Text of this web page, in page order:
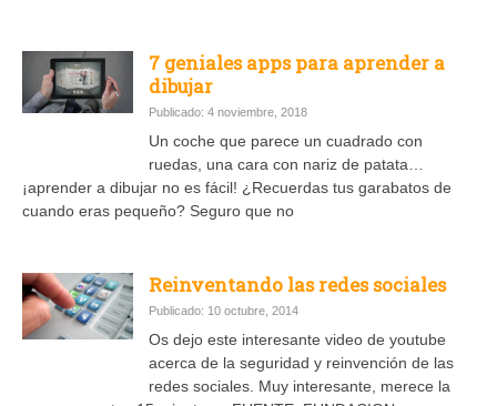
7 geniales apps para aprender a
dibujar
Publicado: 4 noviembre, 2018
Un coche que parece un cuadrado con
ruedas, una cara con nariz de patata…
¡aprender a dibujar no es fácil! ¿Recuerdas tus garabatos de
cuando eras pequeño? Seguro que no
Reinventando las redes sociales
Publicado: 10 octubre, 2014
Os dejo este interesante video de youtube
acerca de la seguridad y reinvención de las
redes sociales. Muy interesante, merece la